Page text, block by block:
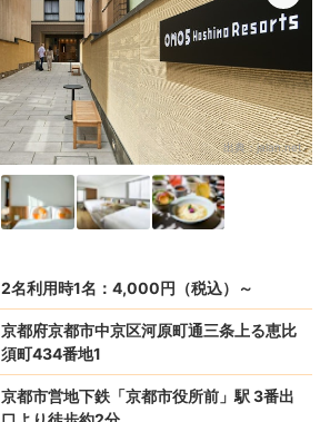
出典：jalan.net
2名利用時1名：4,000円（税込）～
京都府京都市中京区河原町通三条上る恵比
須町434番地1
京都市営地下鉄「京都市役所前」駅 3番出